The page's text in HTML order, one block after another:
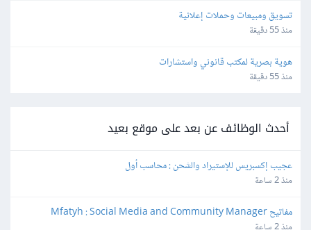
تسويق ومبيعات وحملات إعلانية
منذ 55 دقيقة
هوية بصرية لمكتب قانوني واستشارات
منذ 55 دقيقة
أحدث الوظائف عن بعد على موقع بعيد
عجيب إكسبريس للإستيراد والشحن : محاسب أول
منذ 2 ساعة
مفاتيح Mfatyh : Social Media and Community Manager